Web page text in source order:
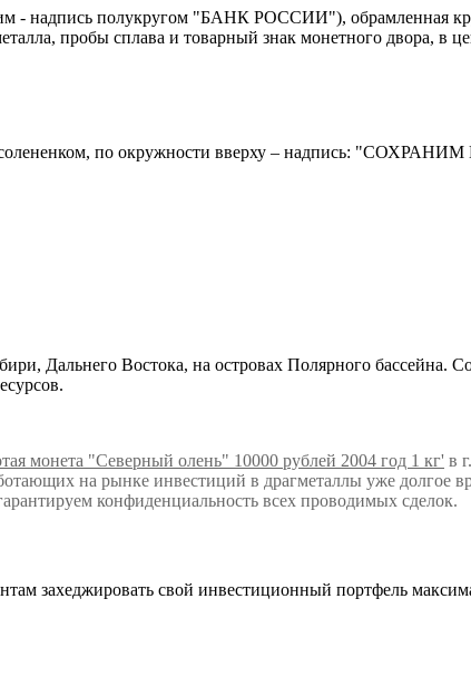
- надпись полукругом "БАНК РОССИИ"), обрамленная
пробы сплава и товарный знак монетного двора, в
солененком, по окружности вверху – надпись:
Дальнего Востока, на островах Полярного бассейна.
монета "Северный олень" 10000 рублей 2004 год 1 кг' в
на рынке инвестиций в драгметаллы уже долгое
конфиденциальность всех проводимых сделок.
захеджировать свой инвестиционный портфель